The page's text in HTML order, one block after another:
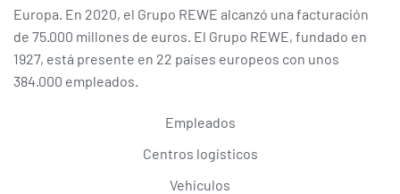
Europa. En 2020, el Grupo REWE alcanzó una facturación
de 75.000 millones de euros. El Grupo REWE, fundado en
1927, está presente en 22 países europeos con unos
384.000 empleados.
Empleados
Centros logísticos
Vehículos